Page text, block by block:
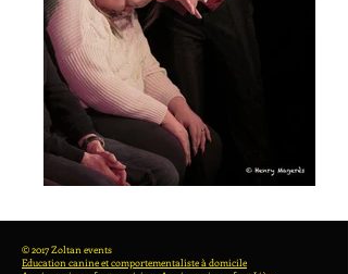
© 2017 Zoltan events
Education canine et comportementaliste à domicile